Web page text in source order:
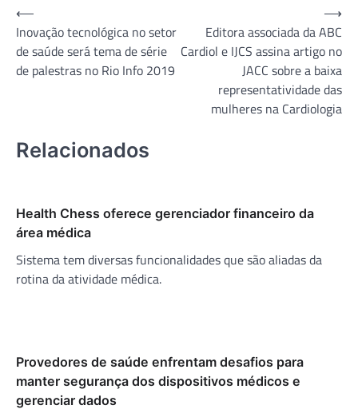
Navegação
de
Post
⟵
Inovação tecnológica no setor
de saúde será tema de série
de palestras no Rio Info 2019
Editora associada da ABC
Cardiol e IJCS assina artigo no
JACC sobre a baixa
representatividade das
mulheres na Cardiologia
⟶
Relacionados
Health Chess oferece gerenciador financeiro da
área médica
Sistema tem diversas funcionalidades que são aliadas da
rotina da atividade médica.
Provedores de saúde enfrentam desafios para
manter segurança dos dispositivos médicos e
gerenciar dados